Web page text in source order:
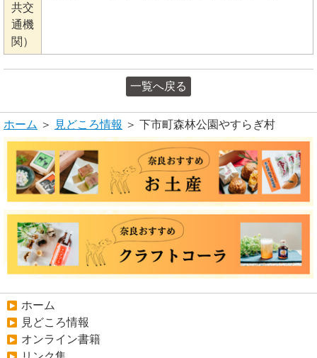
共交
通機
関）
一覧へ戻る
ホーム ＞ 見どころ情報 ＞ 下市町森林公園やすらぎ村
ホーム
見どころ情報
オンライン書籍